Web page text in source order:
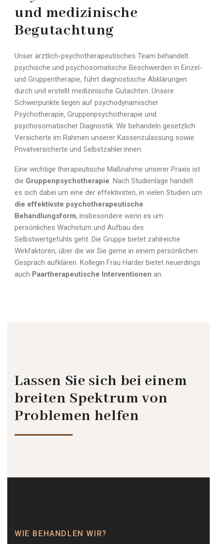
und medizinische
Begutachtung
Unser ärztlich-psychotherapeutisches Team behandelt
psychische und psychosomatische Beschwerden in Einzel-
und Gruppentherapie, führt diagnostische Abklärungen
durch und erstellt medizinische Gutachten. Unsere
Schwerpunkte liegen auf psychodynamischer
Psychotherapie, Gruppenpsychotherapie und
psychosomatischer Diagnostik. Wir behandeln gesetzlich
Versicherte im Rahmen unserer Kassenzulassung sowie
Privatversicherte und Selbstzahler:innen.
Eine wichtige therapeutische Maßnahme unserer Praxis ist
die Gruppenpsychotherapie. Nach Studienlage handelt
es sich dabei um eine der effektivsten, in vielen Studien um
die effektivste psychotherapeutische
Behandlungsform, insbesondere wenn es um
persönliches Wachstum und Aufbau des
Selbstwertgefühls geht. Die Gruppe bietet zahlreiche
Wirkfaktoren, über die wir Sie gerne in einem persönlichen
Gespräch aufklären. Kollegin Frau Harder bietet neuerdings
auch Paartherapeutische Interventionen an.
Lassen Sie sich bei einem
breiten Spektrum von
Problemen helfen
WIE BEHANDLEN WIR?